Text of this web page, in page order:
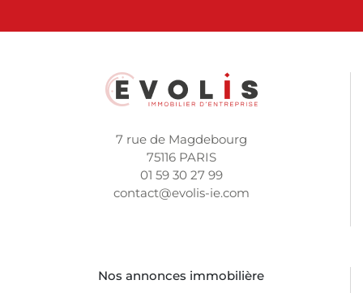
7 rue de Magdebourg
75116 PARIS
01 59 30 27 99
contact@evolis-ie.com
Nos annonces immobilière